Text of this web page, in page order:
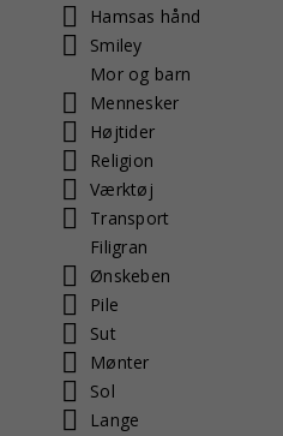
Hamsas hånd
Smiley
Mor og barn
Mennesker
Højtider
Religion
Værktøj
Transport
Filigran
Ønskeben
Pile
Sut
Mønter
Sol
Lange